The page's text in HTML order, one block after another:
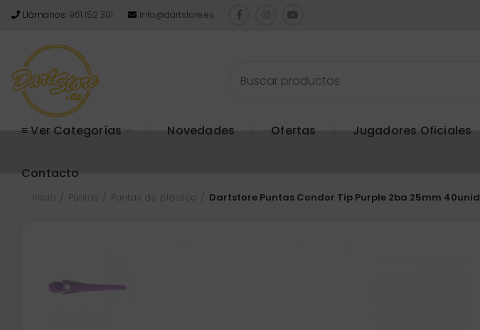
Llámanos: 961 152 301 info@dartstore.es
≡ Ver Categorías Novedades Ofertas Jugadores Oficiales
Contacto
Inicio Puntas Puntas de plástico Dartstore Puntas Condor Tip Purple 2ba 25mm 40unid